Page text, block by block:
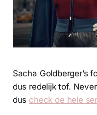
Sacha Goldberger’s
dus redelijk tof.
dus check de hele